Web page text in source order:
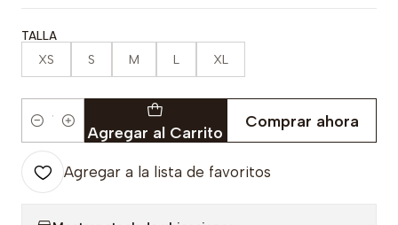
TALLA
XS S M L XL
Cantidad Agregar al Carrito
Comprar ahora
Agregar a la lista de favoritos